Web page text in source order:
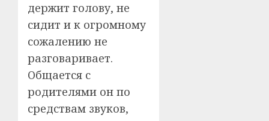
держит голову, не
сидит и к огромному
сожалению не
разговаривает.
Общается с
родителями он по
средствам звуков,